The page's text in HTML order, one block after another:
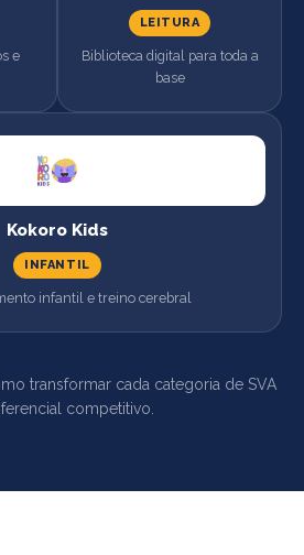
e
LEITURA
Biblioteca digital para toda a
base
Kokoro Kids
INFANTIL
infantil e treino cerebral
transformar cada categoria de SVA
competitivo.